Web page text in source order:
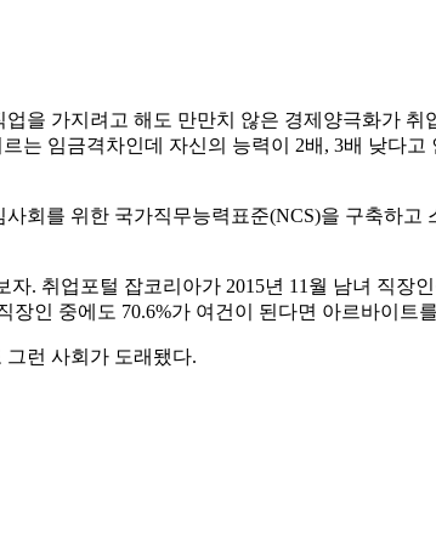
을 가지려고 해도 만만치 않은 경제양극화가
는 임금격차인데 자신의 능력이 2배, 3배 낮다
회를 위한 국가직무능력표준(NCS)을 구축하
. 취업포털 잡코리아가 2015년 11월 남녀 직장
장인 중에도 70.6%가 여건이 된다면 아르바이트
런 사회가 도래됐다.